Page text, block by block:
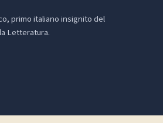
primo italiano insignito del
Letteratura.